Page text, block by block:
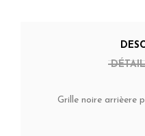
Grille noire arrièere